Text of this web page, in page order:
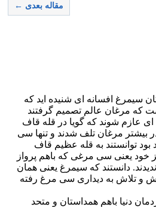
مقاله بعدی ←